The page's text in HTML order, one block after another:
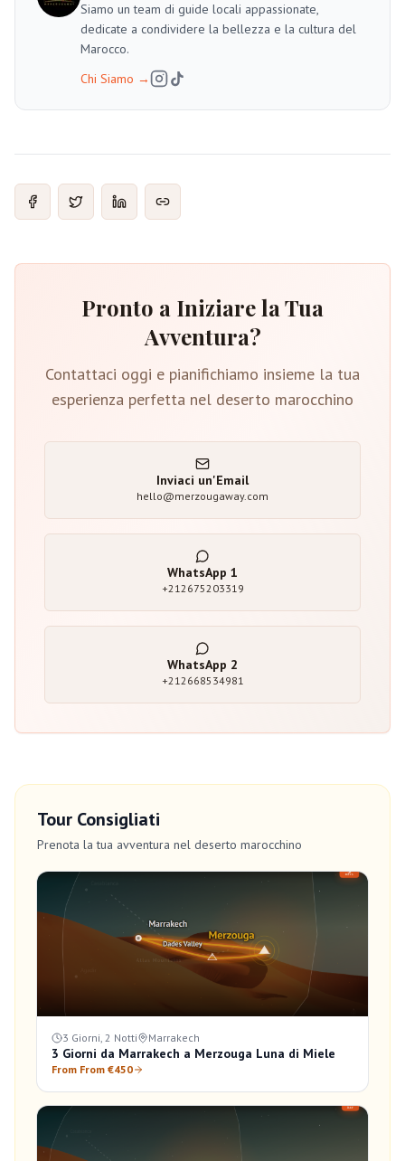
Siamo un team di guide locali appassionate,
dedicate a condividere la bellezza e la cultura del
Marocco.
Chi Siamo →
Pronto a Iniziare la Tua
Avventura?
Contattaci oggi e pianifichiamo insieme la tua
esperienza perfetta nel deserto marocchino
Inviaci un'Email
hello@merzougaway.com
WhatsApp 1
+212675203319
WhatsApp 2
+212668534981
Tour Consigliati
Prenota la tua avventura nel deserto marocchino
3 Giorni, 2 Notti Marrakech
3 Giorni da Marrakech a Merzouga Luna di Miele
From From €450